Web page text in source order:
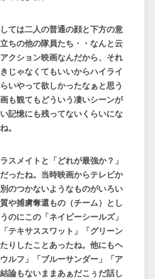
ては二人の普通の顔と下方の意
ちの他の隊員たち・・なんと云
クション映画なんだから、それ
じゃなくてもいいからハイライ
いやって欲しかったなぁと思う
も観てもどういう凄いシーンが
記憶にも残ってないくらいにな
。
スメイトと「どれが最強か？」
ったね。当時映画からテレビか
のつかないようなものがいろい
や捕虜奪還もの（チーム）とし
のにこの「ネイビーシールズ」
テキサススワット」「グリーン
りしたことあったね。他にもヘ
ルフ」「ブルーサンダー」「ア
論もないままあぁだこぅだ話し